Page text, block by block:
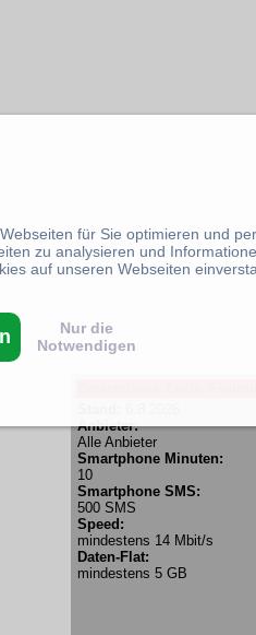
Anbieter:
Alle Anbieter
Smartphone Minuten:
10
Smartphone SMS:
500 SMS
Speed:
mindestens 14 Mbit/s
Daten-Flat:
mindestens 5 GB
für Sie optimieren und
zu analysieren und
auf unseren Webseiten
Nur die
Notwendigen